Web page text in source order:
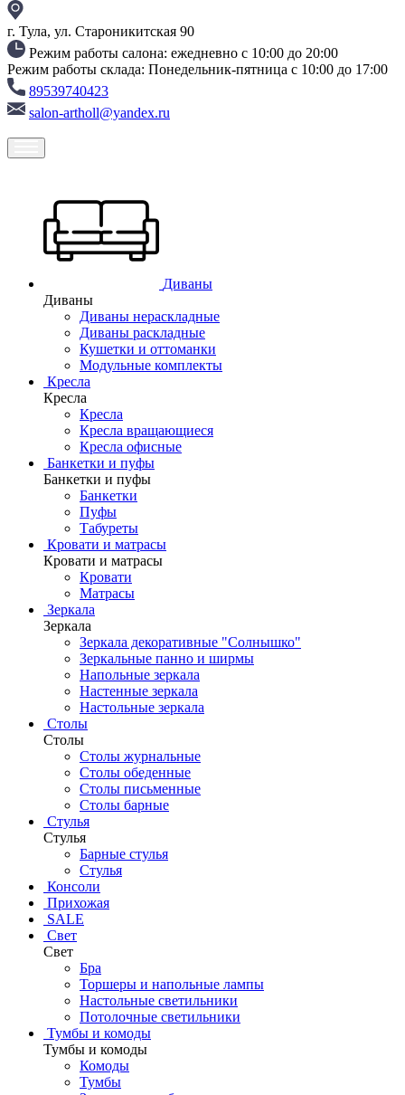
г. Тула, ул. Староникитская 90
Режим работы салона: ежедневно с 10:00 до 20:00
Режим работы склада: Понедельник-пятница с 10:00 до 17:00
89539740423
salon-artholl@yandex.ru
Диваны
Диваны
Диваны нераскладные
Диваны раскладные
Кушетки и оттоманки
Модульные комплекты
Кресла
Кресла
Кресла
Кресла вращающиеся
Кресла офисные
Банкетки и пуфы
Банкетки и пуфы
Банкетки
Пуфы
Табуреты
Кровати и матрасы
Кровати и матрасы
Кровати
Матрасы
Зеркала
Зеркала
Зеркала декоративные "Солнышко"
Зеркальные панно и ширмы
Напольные зеркала
Настенные зеркала
Настольные зеркала
Столы
Столы
Столы журнальные
Столы обеденные
Столы письменные
Столы барные
Стулья
Стулья
Барные стулья
Стулья
Консоли
Прихожая
SALE
Свет
Свет
Бра
Торшеры и напольные лампы
Настольные светильники
Потолочные светильники
Тумбы и комоды
Тумбы и комоды
Комоды
Тумбы